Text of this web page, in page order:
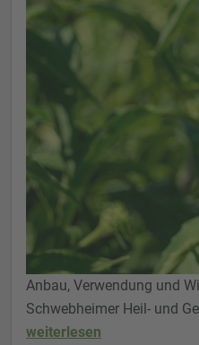
Anbau, Verwendung und
Schwebheimer Heil- und
weiterlesen